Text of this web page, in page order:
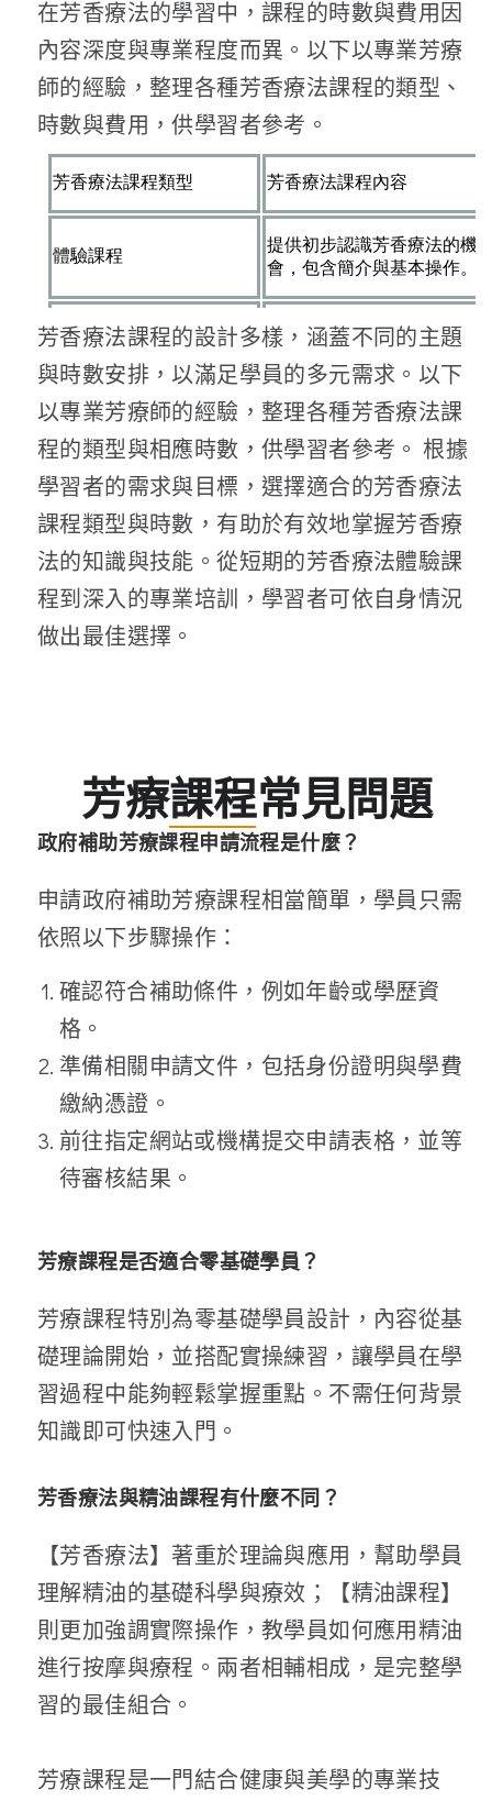
在芳香療法的學習中，課程的時數與費用因
內容深度與專業程度而異。以下以專業芳療
師的經驗，整理各種芳香療法課程的類型、
時數與費用，供學習者參考。
芳香療法課程的設計多樣，涵蓋不同的主題
與時數安排，以滿足學員的多元需求。以下
以專業芳療師的經驗，整理各種芳香療法課
程的類型與相應時數，供學習者參考。 根據
學習者的需求與目標，選擇適合的芳香療法
課程類型與時數，有助於有效地掌握芳香療
法的知識與技能。從短期的芳香療法體驗課
程到深入的專業培訓，學習者可依自身情況
做出最佳選擇。
芳療課程常見問題
政府補助芳療課程申請流程是什麼？
申請政府補助芳療課程相當簡單，學員只需
依照以下步驟操作：
確認符合補助條件，例如年齡或學歷資
格。
準備相關申請文件，包括身份證明與學費
繳納憑證。
前往指定網站或機構提交申請表格，並等
待審核結果。
芳療課程是否適合零基礎學員？
芳療課程特別為零基礎學員設計，內容從基
礎理論開始，並搭配實操練習，讓學員在學
習過程中能夠輕鬆掌握重點。不需任何背景
知識即可快速入門。
芳香療法與精油課程有什麼不同？
【芳香療法】著重於理論與應用，幫助學員
理解精油的基礎科學與療效；【精油課程】
則更加強調實際操作，教學員如何應用精油
進行按摩與療程。兩者相輔相成，是完整學
習的最佳組合。
芳療課程是一門結合健康與美學的專業技